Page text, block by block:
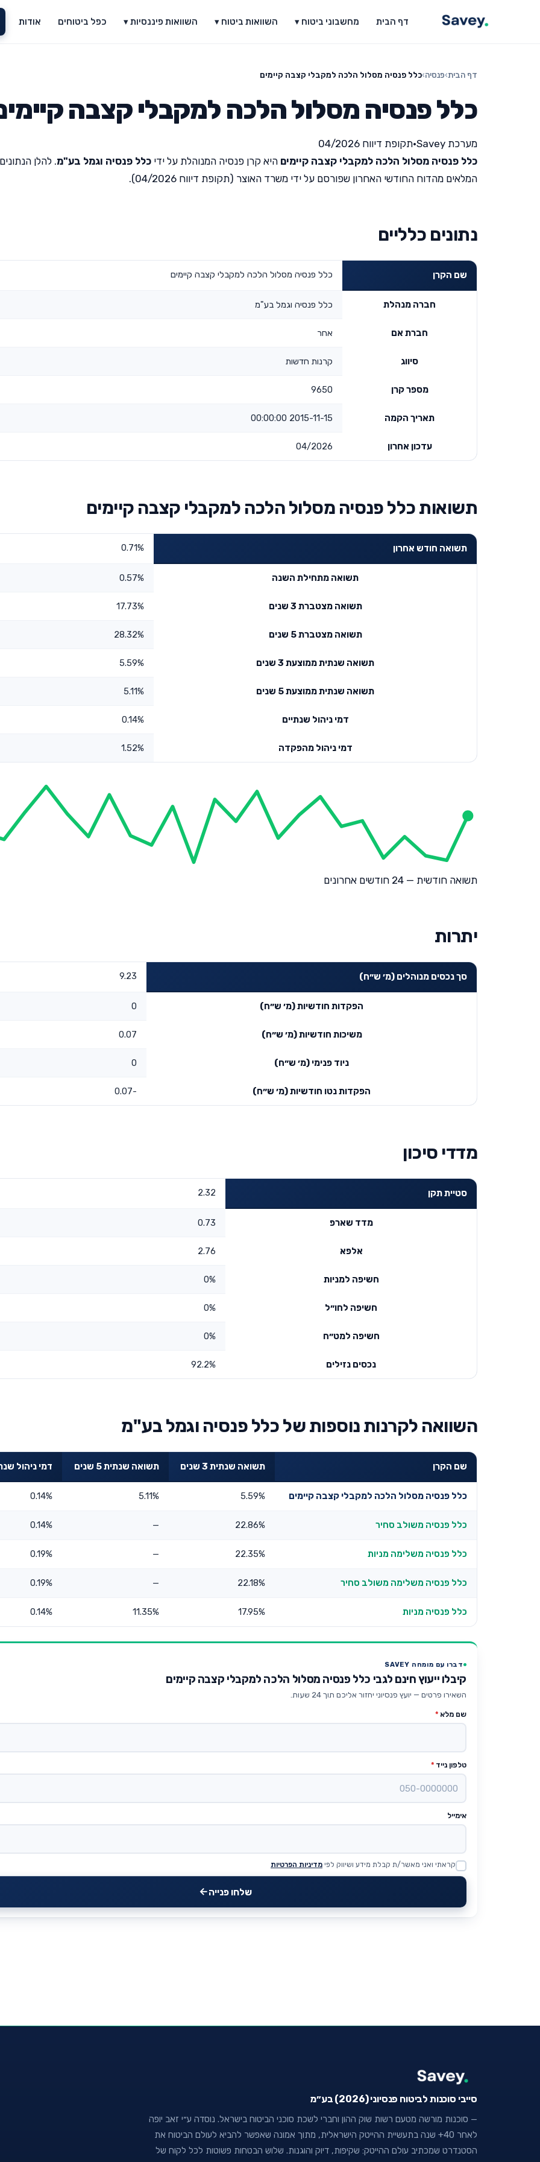
דף הבית מחשבוני ביטוח ▾ השוואות ביטוח ▾ השוואות פיננסיות ▾ כפל ביטוחים אודות
דף הבית›פנסיה›כלל פנסיה מסלול הלכה למקבלי קצבה קיימים
כלל פנסיה מסלול הלכה למקבלי קצבה
מערכת Savey •תקופת דיווח 04/2026
כלל פנסיה מסלול הלכה למקבלי קצבה קיימים היא קרן פנסיה המנוהלת על ידי כלל פנסיה וגמל בע"מ. להלן הנתונים
המלאים מהדוח החודשי האחרון שפורסם על ידי משרד האוצר (תקופת דיווח 04/2026).
נתונים כלליים
שם הקרן כלל פנסיה מסלול הלכה למקבלי קצבה קיימים
חברה מנהלת כלל פנסיה וגמל בע"מ
חברת אם אחר
סיווג קרנות חדשות
מספר קרן 9650
תאריך הקמה 2015-11-15 00:00:00
עדכון אחרון 04/2026
תשואות כלל פנסיה מסלול הלכה למקבלי קצבה קיימים
תשואה חודש אחרון 0.71%
תשואה מתחילת השנה 0.57%
תשואה מצטברת 3 שנים 17.73%
תשואה מצטברת 5 שנים 28.32%
תשואה שנתית ממוצעת 3 שנים 5.59%
תשואה שנתית ממוצעת 5 שנים 5.11%
דמי ניהול שנתיים 0.14%
דמי ניהול מהפקדה 1.52%
תשואה חודשית — 24 חודשים אחרונים
יתרות
סך נכסים מנוהלים (מ׳ ש״ח) 9.23
הפקדות חודשיות (מ׳ ש״ח) 0
משיכות חודשיות (מ׳ ש״ח) 0.07
ניוד פנימי (מ׳ ש״ח) 0
הפקדות נטו חודשיות (מ׳ ש״ח) -0.07
מדדי סיכון
סטיית תקן 2.32
מדד שארפ 0.73
אלפא 2.76
חשיפה למניות 0%
חשיפה לחו״ל 0%
חשיפה למט״ח 0%
נכסים נזילים 92.2%
השוואה לקרנות נוספות של כלל פנסיה וגמל בע"מ
שם הקרן תשואה שנתית 3 שנים תשואה שנתית 5 שנים דמי ניהול
כלל פנסיה מסלול הלכה למקבלי קצבה קיימים 5.59%
5.11%
0.14%
כלל פנסיה משולב סחיר 22.86%
—
0.14%
כלל פנסיה משלימה מניות 22.35%
—
0.19%
כלל פנסיה משלימה משולב סחיר 22.18%
—
0.19%
כלל פנסיה מניות 17.95%
11.35%
0.14%
דברו עם מומחה SAVEY
קיבלו ייעוץ חינם לגבי כלל פנסיה מסלול הלכה למקבלי קצבה קיימים
השאירו פרטים — יועץ פנסיוני יחזור אליכם תוך 24 שעות.
שם מלא *
טלפון נייד *
אימייל
Website
קראתי ואני מאשר/ת קבלת מידע ושיווק לפי מדיניות הפרטיות
שלחו פנייה
סייבי סוכנות לביטוח פנסיוני (2026) בע״מ
— סוכנות מורשה מטעם רשות שוק ההון וחברי לשכת סוכני הביטוח בישראל. נוסדה ע״י זאב יופה
לאחר 40+ שנה בתעשיית ההייטק הישראלית, מתוך אמונה שאפשר להביא לעולם הביטוח את
הסטנדרט שמכתיב עולם ההייטק: שקיפות, דיוק והוגנות. שלוש הבטחות פשוטות לכל לקוח של